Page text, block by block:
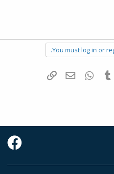
You must log in or
Tumblr
WhatsAppדואר אלקטרוני